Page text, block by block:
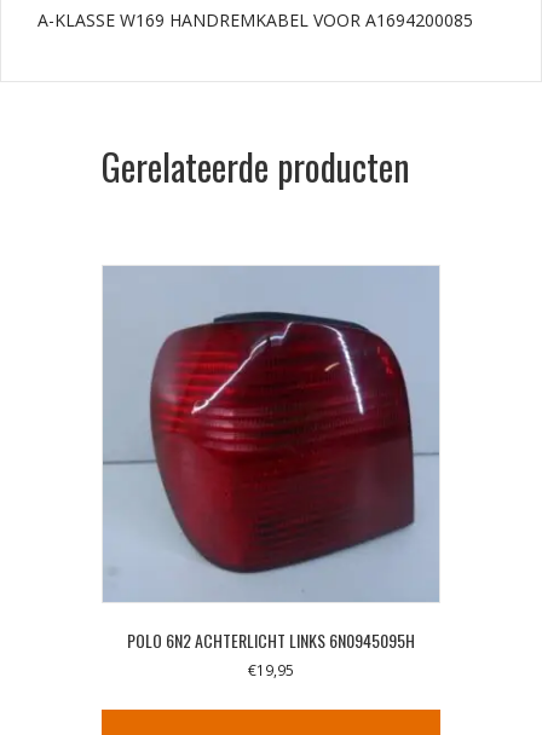
A-KLASSE W169 HANDREMKABEL VOOR A1694200085
Gerelateerde producten
POLO 6N2 ACHTERLICHT LINKS 6N0945095H
€19,95